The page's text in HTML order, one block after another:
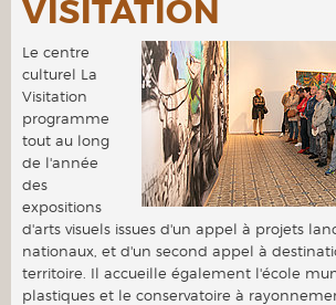
VISITATION
Le centre
culturel La
Visitation
programme
tout au long
de l'année
des
expositions
d'arts visuels issues d'un appel à projets
nationaux, et d'un second appel à
territoire. Il accueille également l'école
plastiques et le conservatoire à